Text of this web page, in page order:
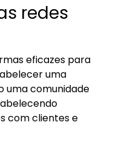
redes
eficazes para
uma
uma comunidade
com clientes e